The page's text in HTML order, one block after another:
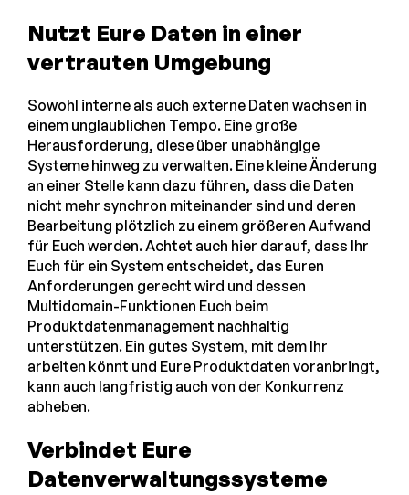
Nutzt Eure Daten in einer
vertrauten Umgebung
Sowohl interne als auch externe Daten wachsen in
einem unglaublichen Tempo. Eine große
Herausforderung, diese über unabhängige
Systeme hinweg zu verwalten. Eine kleine Änderung
an einer Stelle kann dazu führen, dass die Daten
nicht mehr synchron miteinander sind und deren
Bearbeitung plötzlich zu einem größeren Aufwand
für Euch werden. Achtet auch hier darauf, dass Ihr
Euch für ein System entscheidet, das Euren
Anforderungen gerecht wird und dessen
Multidomain-Funktionen Euch beim
Produktdatenmanagement nachhaltig
unterstützen. Ein gutes System, mit dem Ihr
arbeiten könnt und Eure Produktdaten voranbringt,
kann auch langfristig auch von der Konkurrenz
abheben.
Verbindet Eure
Datenverwaltungssysteme